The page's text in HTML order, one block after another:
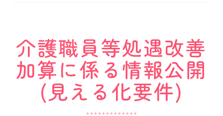
介護職員等処遇改善
加算に係る情報公開
(見える化要件)